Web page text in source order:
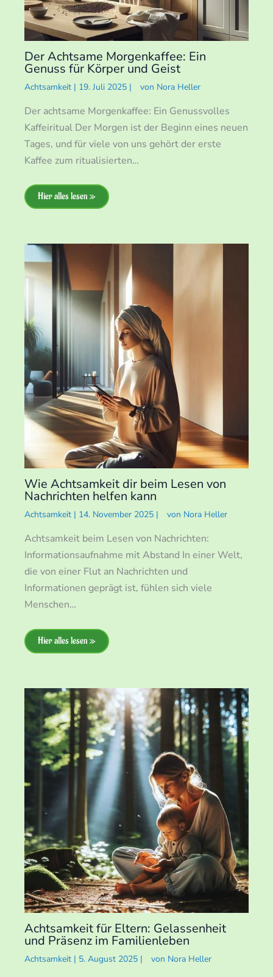
Der Achtsame Morgenkaffee: Ein
Genuss für Körper und Geist
Achtsamkeit | 19. Juli 2025 | von Nora Heller
Der achtsame Morgenkaffee: Ein Genussvolles
Kaffeiritual Der Morgen ist der Beginn eines neuen
Tages, und für viele von uns gehört der erste
Kaffee zum ritualisierten…
Hier alles lesen »
Wie Achtsamkeit dir beim Lesen von
Nachrichten helfen kann
Achtsamkeit | 14. November 2025 | von Nora Heller
Achtsamkeit beim Lesen von Nachrichten:
Informationsaufnahme mit Abstand In einer Welt,
die von einer Flut an Nachrichten und
Informationen geprägt ist, fühlen sich viele
Menschen…
Hier alles lesen »
Achtsamkeit für Eltern: Gelassenheit
und Präsenz im Familienleben
Achtsamkeit | 5. August 2025 | von Nora Heller